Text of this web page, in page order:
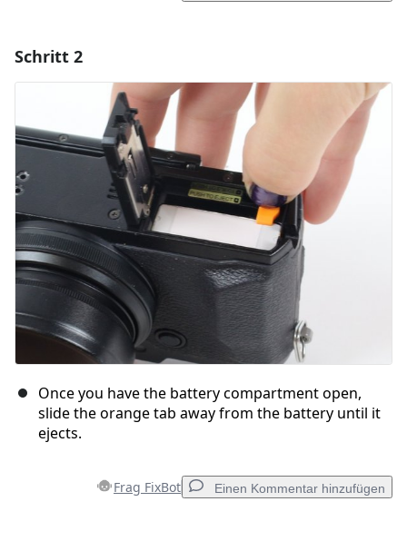
Kommentar hinzufügen
Abbrechen Kommentieren
Schritt 2
Once you have the battery compartment open,
slide the orange tab away from the battery until it
ejects.
Frag FixBot Einen Kommentar hinzufügen